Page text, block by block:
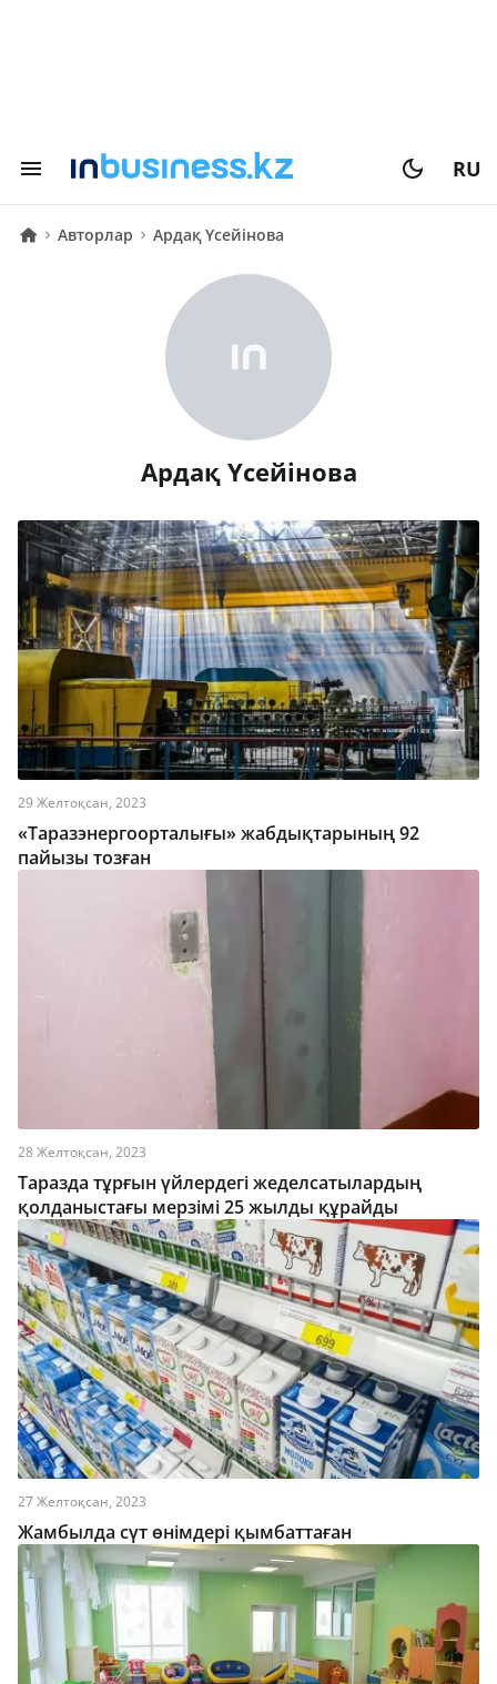
RU
Авторлар Ардақ Үсейінова
Ардақ Үсейінова
29 Желтоқсан, 2023
«Таразэнергоорталығы» жабдықтарының 92
пайызы тозған
28 Желтоқсан, 2023
Таразда тұрғын үйлердегі жеделсатылардың
қолданыстағы мерзімі 25 жылды құрайды
27 Желтоқсан, 2023
Жамбылда сүт өнімдері қымбаттаған